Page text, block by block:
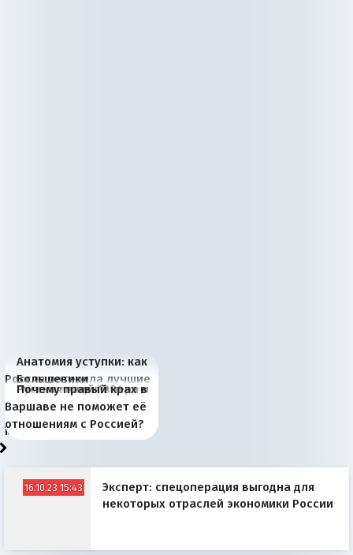
Анатомия уступки: как
Россия потеряла лучшие
рыбопромысловые
районы Баренцева
моря
Большевики
отличаются от «Яблока»
тем, что они -
победители
Киевская марионетка
Запада рассказала о
«переобувании» хозяев
В России назрели
перемены: 15 шагов к
суверенной экономике
Миграционный пожар
Европы
Россия начинает
сбрасывать балласт
Анкориджа
Россия зимой 1904
года: первые уступки во
внутренней политике
Русская нация вчера и
сегодня
Почему правый крах в
Варшаве не поможет её
отношениям с Россией?
16.10.23 15:43
Эксперт: спецоперация выгодна для
некоторых отраслей экономики России